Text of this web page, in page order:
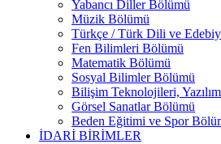
Yabancı Diller Bölümü
Müzik Bölümü
Türkçe / Türk Dili ve
Fen Bilimleri Bölümü
Matematik Bölümü
Sosyal Bilimler Bölümü
Bilişim Teknolojileri,
Görsel Sanatlar Bölümü
Beden Eğitimi ve Spor
İDARİ BİRİMLER